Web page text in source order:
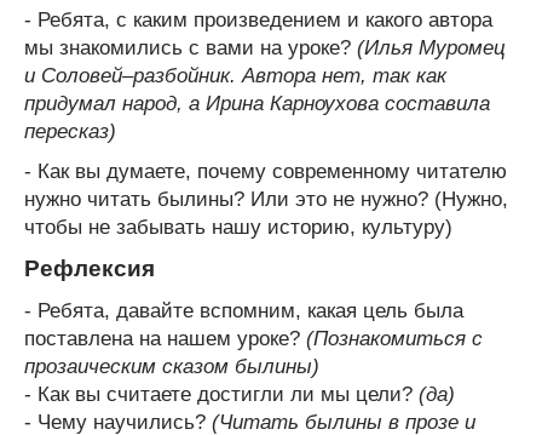
- Ребята, с каким произведением и какого автора
мы знакомились с вами на уроке? (Илья Муромец
и Соловей–разбойник. Автора нет, так как
придумал народ, а Ирина Карноухова составила
пересказ)
- Как вы думаете, почему современному читателю
нужно читать былины? Или это не нужно? (Нужно,
чтобы не забывать нашу историю, культуру)
Рефлексия
- Ребята, давайте вспомним, какая цель была
поставлена на нашем уроке? (Познакомиться с
прозаическим сказом былины)
- Как вы считаете достигли ли мы цели? (да)
- Чему научились? (Читать былины в прозе и